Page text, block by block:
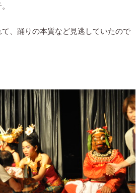
、踊りの本質など見逃していたので